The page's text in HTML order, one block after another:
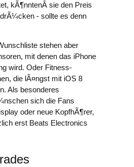
kÃ¶nntenÂ sie den Preis
- sollte es denn
stehen aber
mit denen das iPhone
wird. Oder Fitness-
die lÃ¤ngst mit iOS 8
Als besonderes
sich die Fans
oder neue KopfhÃ¶rer,
erst Beats Electronics